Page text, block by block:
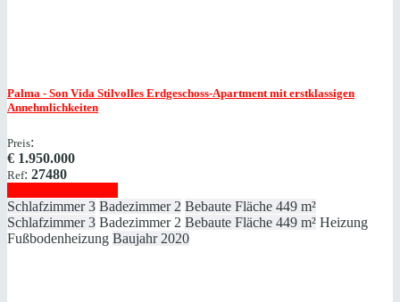
Palma - Son Vida Stilvolles Erdgeschoss-Apartment mit erstklassigen
Annehmlichkeiten
Preis:
€ 1.950.000
Ref: 27480
Schlafzimmer 3 Badezimmer 2 Bebaute Fläche 449 m²
Schlafzimmer 3 Badezimmer 2 Bebaute Fläche 449 m² Heizung
Fußbodenheizung Baujahr 2020